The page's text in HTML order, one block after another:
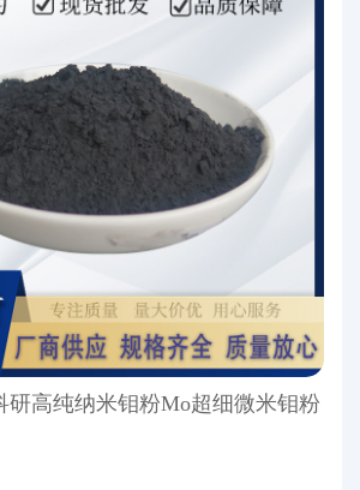
研高纯纳米钼粉Mo超细微米钼粉